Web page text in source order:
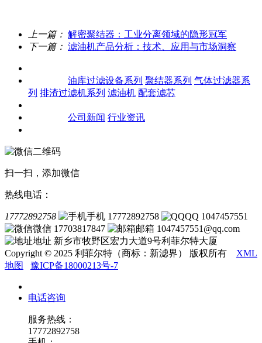
上一篇： 解密聚结器：工业分离领域的隐形冠军
下一篇： 滤油机产品分析：技术、应用与市场洞察
油库过滤设备系列 聚结器系列 气体过滤器系
列 排渣过滤机系列 滤油机 配套滤芯
公司新闻 行业资讯
扫一扫，添加微信
热线电话：
17772892758 手机 17772892758
QQ 1047457551
微信 17703817847
邮箱 1047457551@qq.com
地址 新乡市牧野区宏力大道9号利菲尔特大厦
Copyright © 2025 利菲尔特（商标：新滤界） 版权所有 XML
地图
豫ICP备18000213号-7
电话咨询
服务热线：
17772892758